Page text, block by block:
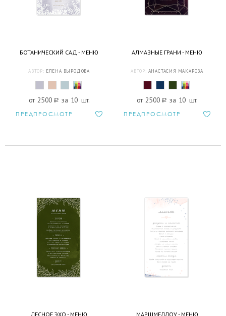
БОТАНИЧЕСКИЙ САД - МЕНЮ
АВТОР: ЕЛЕНА ВЫРОДОВА
от 2500 a за 10 шт.
ПРЕДПРОСМОТР
АЛМАЗНЫЕ ГРАНИ - МЕНЮ
АВТОР: АНАСТАСИЯ МАКАРОВА
от 2500 a за 10 шт.
ПРЕДПРОСМОТР
ЛЕСНОЕ ЭХО - МЕНЮ МАРШМЕЛЛОУ - МЕНЮ